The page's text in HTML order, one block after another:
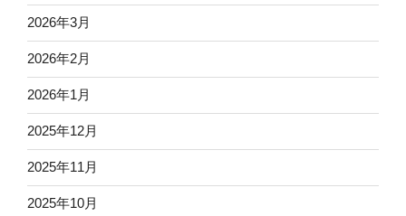
2026年3月
2026年2月
2026年1月
2025年12月
2025年11月
2025年10月